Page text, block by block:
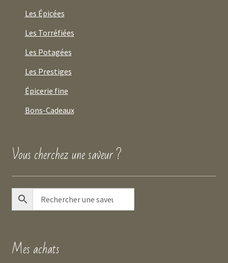
Les Épicées
Les Torréfiées
Les Potagées
Les Prestiges
Épicerie fine
Bons-Cadeaux
Vous cherchez une saveur ?
Mes achats